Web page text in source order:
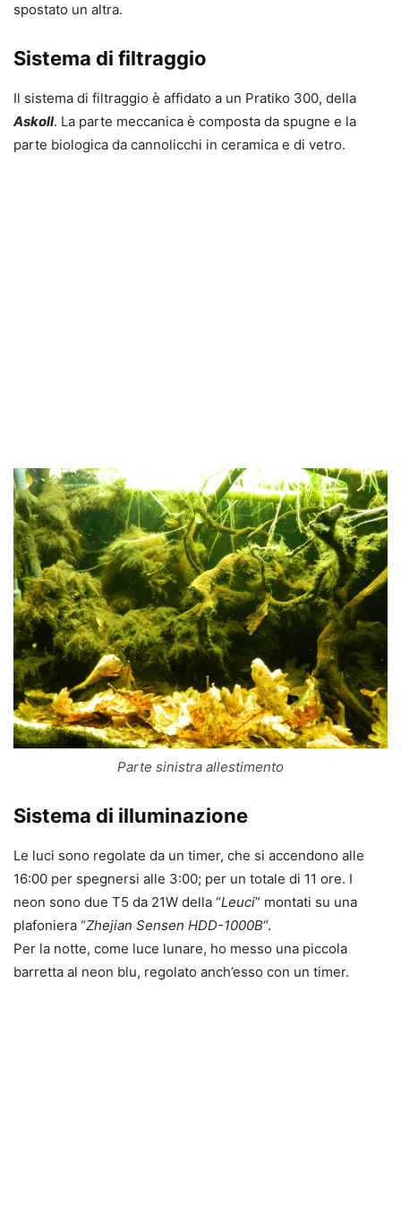
spostato un altra.
Sistema di filtraggio
Il sistema di filtraggio è affidato a un Pratiko 300, della
Askoll. La parte meccanica è composta da spugne e la
parte biologica da cannolicchi in ceramica e di vetro.
Parte sinistra allestimento
Sistema di illuminazione
Le luci sono regolate da un timer, che si accendono alle
16:00 per spegnersi alle 3:00; per un totale di 11 ore. I
neon sono due T5 da 21W della “Leuci” montati su una
plafoniera “Zhejian Sensen HDD-1000B“.
Per la notte, come luce lunare, ho messo una piccola
barretta al neon blu, regolato anch’esso con un timer.